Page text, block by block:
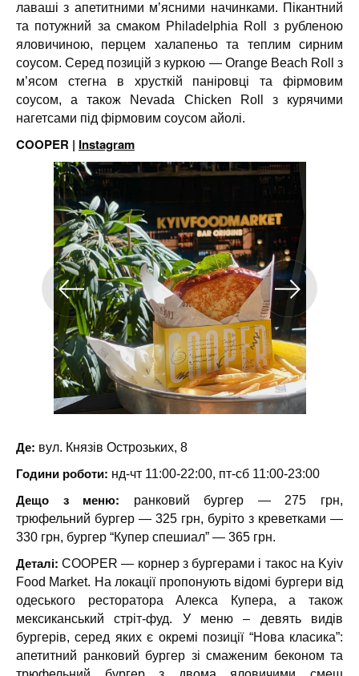
лаваші з апетитними м’ясними начинками. Пікантний
та потужний за смаком Philadelphia Roll з рубленою
яловичиною, перцем халапеньо та теплим сирним
соусом. Серед позицій з куркою — Orange Beach Roll з
м’ясом стегна в хрусткій паніровці та фірмовим
соусом, а також Nevada Chicken Roll з курячими
нагетсами під фірмовим соусом айолі.
COOPER | Instagram
Де: вул. Князів Острозьких, 8
Години роботи: нд-чт 11:00-22:00, пт-сб 11:00-23:00
Дещо з меню: ранковий бургер — 275 грн,
трюфельний бургер — 325 грн, буріто з креветками —
330 грн, бургер “Купер спешиал” — 365 грн.
Деталі:COOPER — корнер з бургерами і такос на Kyiv
Food Market. На локації пропонують відомі бургери від
одеського ресторатора Алекса Купера, а також
мексиканський стріт-фуд. У меню – девять видів
бургерів, серед яких є окремі позиції “Нова класика”:
апетитний ранковий бургер зі смаженим беконом та